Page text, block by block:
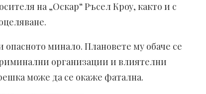
на „Оскар“ Ръсел Кроу, както и с
минало. Плановете му обаче се
организации и влиятелни
може да се окаже фатална.